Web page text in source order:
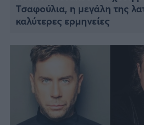
Τσαφούλια, η μεγάλη της
καλύτερες ερμηνείες